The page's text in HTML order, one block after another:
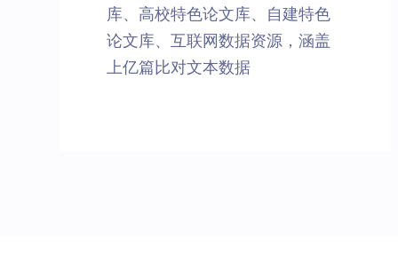
库、高校特色论文库、自建特色
论文库、互联网数据资源，涵盖
上亿篇比对文本数据